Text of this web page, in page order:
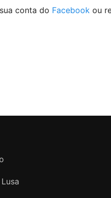
conta do Facebook ou